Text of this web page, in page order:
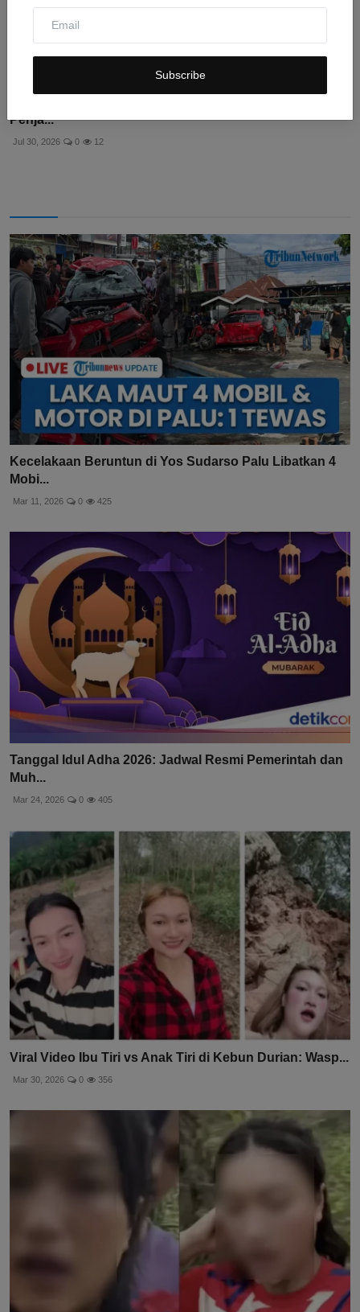
Subscribe
Penja...
Jul 30, 2026 0 12
Kecelakaan Beruntun di Yos Sudarso Palu Libatkan 4
Mobi...
Mar 11, 2026 0 425
Tanggal Idul Adha 2026: Jadwal Resmi Pemerintah dan
Muh...
Mar 24, 2026 0 405
Viral Video Ibu Tiri vs Anak Tiri di Kebun Durian: Wasp...
Mar 30, 2026 0 356